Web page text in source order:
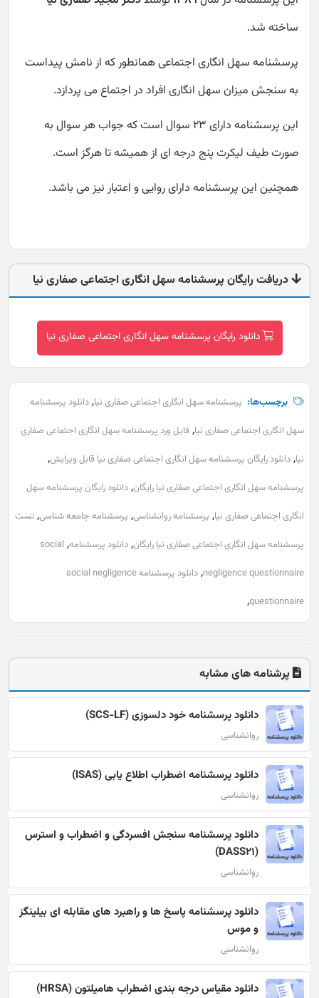
ساخته شد.
پرسشنامه سهل انگاری اجتماعی همانطور که از نامش پیداست
به سنجش میزان سهل انگاری افراد در اجتماع می پردازد.
این پرسشنامه دارای 23 سوال است که جواب هر سوال به
صورت طیف لیکرت پنج درجه ای از همیشه تا هرگز است.
همچنین این پرسشنامه دارای روایی و اعتبار نیز می باشد.
دریافت رایگان پرسشنامه سهل انگاری اجتماعی صفاری نیا
دانلود رایگان پرسشنامه سهل انگاری اجتماعی صفاری نیا
برچسب‌ها: پرسشنامه سهل انگاری اجتماعی صفاری نیا, دانلود پرسشنامه
سهل انگاری اجتماعی صفاری نیا, فایل ورد پرسشنامه سهل انگاری اجتماعی صفاری
نیا, دانلود رایگان پرسشنامه سهل انگاری اجتماعی صفاری نیا قابل ویرایش,
پرسشنامه سهل انگاری اجتماعی صفاری نیا رایگان, دانلود رایگان پرسشنامه سهل
انگاری اجتماعی صفاری نیا, پرسشنامه روانشناسی, پرسشنامه جامعه شناسی, تست
پرسشنامه سهل انگاری اجتماعی صفاری نیا رایگان, دانلود پرسشنامه,
social
negligence questionnaire
,
دانلود پرسشنامه social negligence
questionnaire
,
پرشنامه های مشابه
دانلود پرسشنامه خود دلسوزی (SCS-LF)
روانشناسی
دانلود پرسشنامه اضطراب اطلاع یابی (ISAS)
روانشناسی
دانلود پرسشنامه سنجش افسردگی و اضطراب و استرس
(DASS21)
روانشناسی
دانلود پرسشنامه پاسخ ها و راهبرد های مقابله ای بیلینگز
و موس
روانشناسی
دانلود مقیاس درجه بندی اضطراب هامیلتون (HRSA)